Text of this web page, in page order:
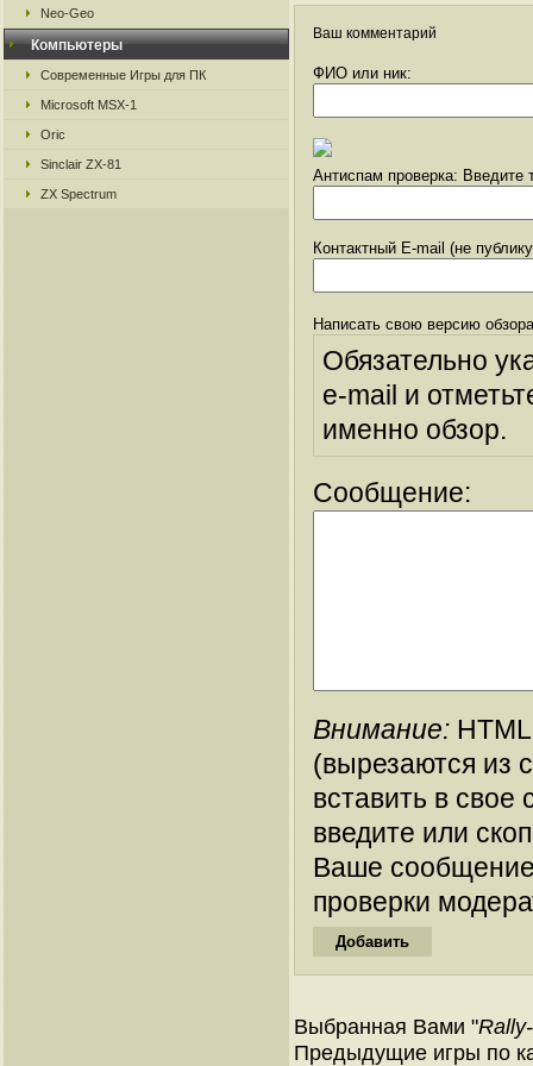
Neo-Geo
Компьютеры
Современные Игры для ПК
Microsoft MSX-1
Oric
Sinclair ZX-81
ZX Spectrum
Ваш комментарий
ФИО или ник:
Антиспам проверка: Введите
Контактный E-mail (не
Написать свою версию
Обязательно
e-mail и
именно обзор.
Сообщение:
Внимание:
(вырезаются из
вставить в
введите или
Ваше
проверки
Выбранная Вами "
Предыдущие игры по